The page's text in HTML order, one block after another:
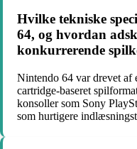
Hvilke tekniske
64, og hvordan
konkurrerende
Nintendo 64 var drevet af
cartridge-baseret
konsoller som Sony
som hurtigere